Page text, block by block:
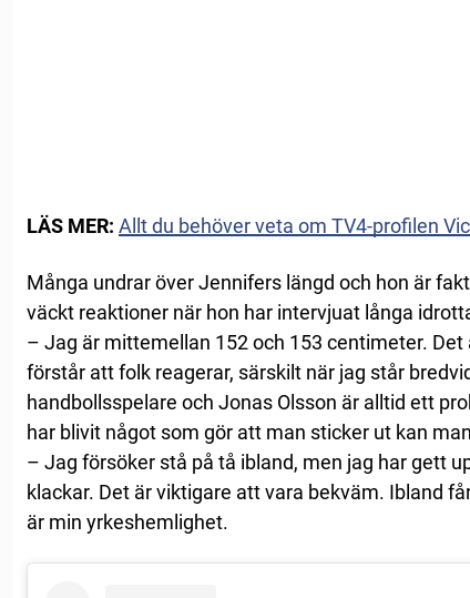
LÄS MER: Allt du behöver veta om TV4-profilen
Många undrar över Jennifers längd och hon är
väckt reaktioner när hon har intervjuat långa
– Jag är mittemellan 152 och 153 centimeter.
förstår att folk reagerar, särskilt när jag står
handbollsspelare och Jonas Olsson är alltid ett
har blivit något som gör att man sticker ut kan
– Jag försöker stå på tå ibland, men jag har gett
klackar. Det är viktigare att vara bekväm. Ibland
är min yrkeshemlighet.